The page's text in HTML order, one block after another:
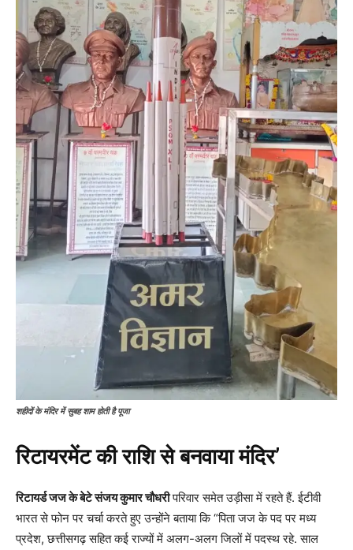
शहीदों के मंदिर में सुबह शाम होती है पूजा
रिटायरमेंट की राशि से बनवाया मंदिर’
रिटायर्ड जज के बेटे संजय कुमार चौधरीपरिवार समेत उड़ीसा में रहते हैं. ईटीवी
भारत से फोन पर चर्चा करते हुए उन्होंने बताया कि “पिता जज के पद पर मध्य
प्रदेश, छत्तीसगढ़ सहित कई राज्यों में अलग-अलग जिलों में पदस्थ रहे. साल